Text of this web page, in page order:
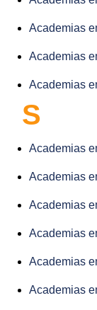
Academias
Academias
Academias
S
Academias
Academias
Academias
Academias
Academias
Academias